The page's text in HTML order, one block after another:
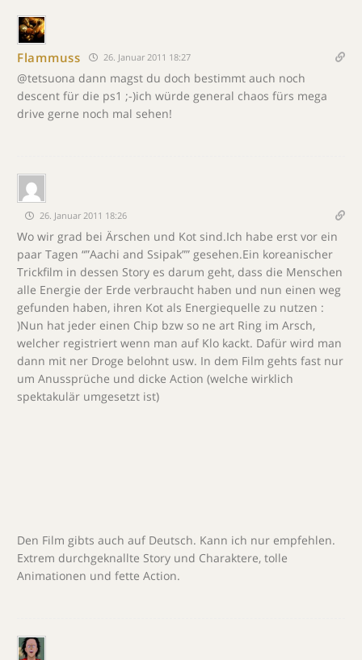
Flammuss 26. Januar 2011 18:27
@tetsuona dann magst du doch bestimmt auch noch
descent für die ps1 ;-)ich würde general chaos fürs mega
drive gerne noch mal sehen!
26. Januar 2011 18:26
Wo wir grad bei Ärschen und Kot sind.Ich habe erst vor ein
paar Tagen “”Aachi and Ssipak”” gesehen.Ein koreanischer
Trickfilm in dessen Story es darum geht, dass die Menschen
alle Energie der Erde verbraucht haben und nun einen weg
gefunden haben, ihren Kot als Energiequelle zu nutzen :
)Nun hat jeder einen Chip bzw so ne art Ring im Arsch,
welcher registriert wenn man auf Klo kackt. Dafür wird man
dann mit ner Droge belohnt usw. In dem Film gehts fast nur
um Anussprüche und dicke Action (welche wirklich
spektakulär umgesetzt ist)
Den Film gibts auch auf Deutsch. Kann ich nur empfehlen.
Extrem durchgeknallte Story und Charaktere, tolle
Animationen und fette Action.